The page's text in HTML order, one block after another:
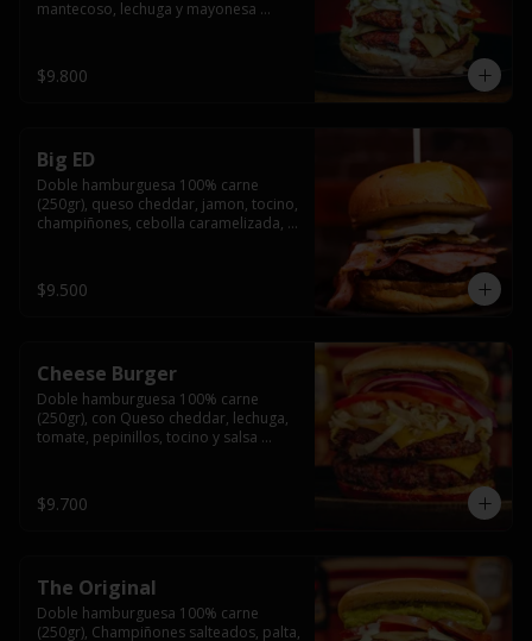
mantecoso, lechuga y mayonesa
$9.800
Big ED
Doble hamburguesa 100% carne
(250gr), queso cheddar, jamon, tocino,
champiñones, cebolla caramelizada,
$9.500
Cheese Burger
Doble hamburguesa 100% carne
(250gr), con Queso cheddar, lechuga,
tomate, pepinillos, tocino y salsa
$9.700
The Original
Doble hamburguesa 100% carne
(250gr), Champiñones salteados, palta,